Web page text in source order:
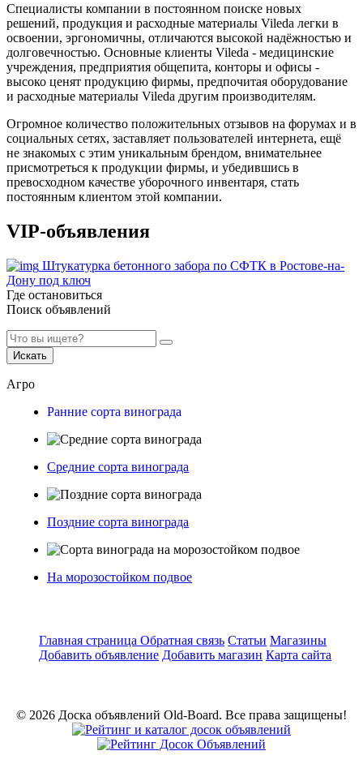
Специалисты компании в постоянном поиске новых
решений, продукция и расходные материалы Vileda легки в
освоении, эргономичны, отличаются высокой надёжностью и
долговечностью. Основные клиенты Vileda - медицинские
учреждения, предприятия общепита, конторы и офисы -
высоко ценят продукцию фирмы, предпочитая оборудование
и расходные материалы Vileda другим производителям.
Огромное количество положительных отзывов на форумах и в
социальных сетях, заставляет пользователей интернета, ещё
не знакомых с этим уникальным брендом, внимательнее
присмотреться к продукции фирмы, и убедившись в
превосходном качестве уборочного инвентаря, стать
постоянным клиентом этой компании.
VIP-объявления
Штукатурка бетонного забора по СФТК в Ростове-на-
Дону под ключ
Где остановиться
Поиск объявлений
Искать
Агро
Ранние сорта винограда
Средние сорта винограда
Поздние сорта винограда
На морозостойком подвое
Главная страница Обратная связь Статьи Магазины
Добавить объявление Добавить магазин Карта сайта
© 2026 Доска объявлений Old-Board. Все права защищены!